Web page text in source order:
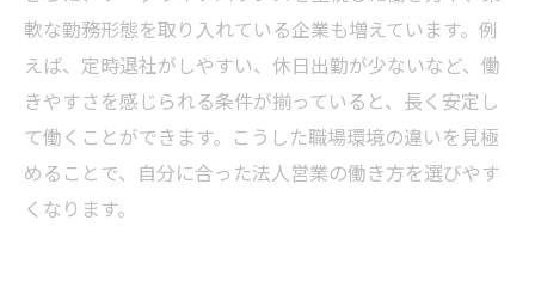
軟な勤務形態を取り入れている企業も増えています。例
えば、定時退社がしやすい、休日出勤が少ないなど、働
きやすさを感じられる条件が揃っていると、長く安定し
て働くことができます。こうした職場環境の違いを見極
めることで、自分に合った法人営業の働き方を選びやす
くなります。